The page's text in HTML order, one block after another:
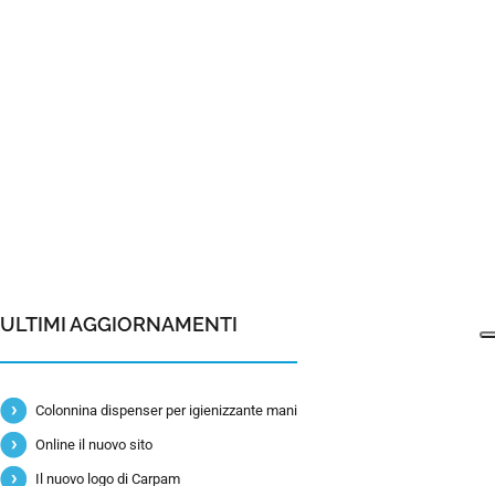
ULTIMI AGGIORNAMENTI
Colonnina dispenser per igienizzante mani
Online il nuovo sito
Il nuovo logo di Carpam